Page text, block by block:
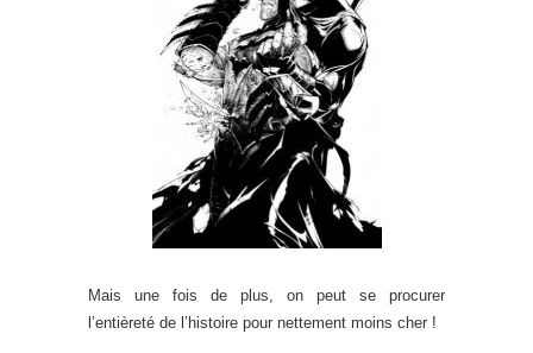
Mais une fois de plus, on peut se procurer
l’entièreté de l’histoire pour nettement moins cher !